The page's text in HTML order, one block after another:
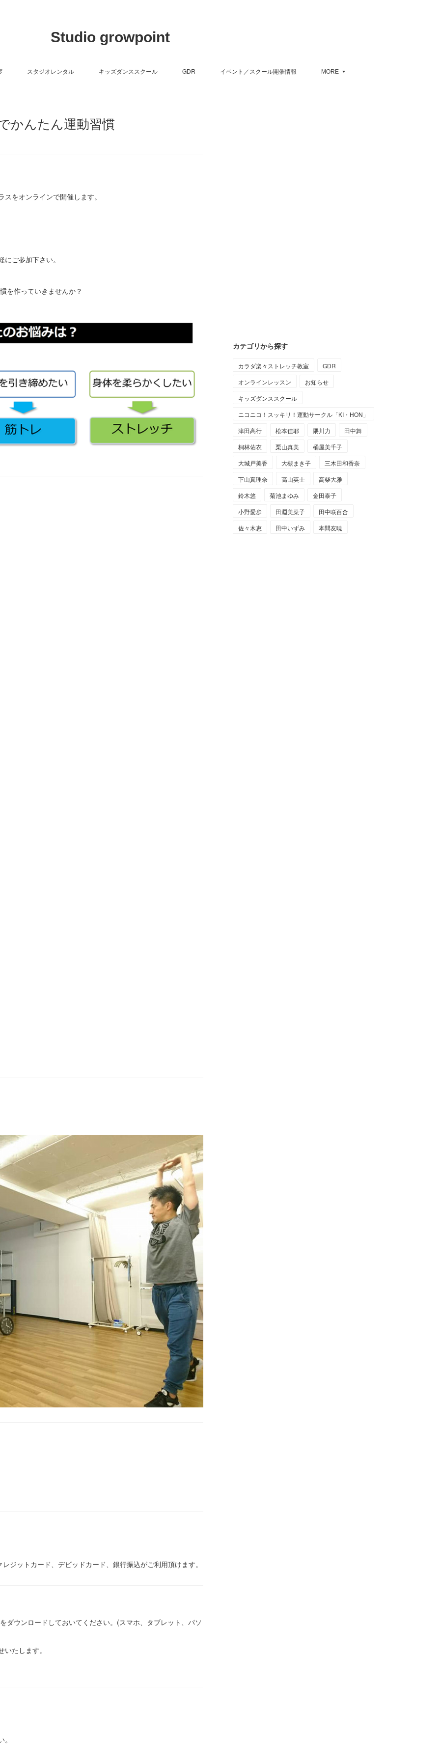
Studio growpoint
スタジオレンタル キッズダンススクール GDR イベント／スクール開催情報 MORE
かんたん運動習慣
をオンラインで開催します。
ご参加下さい。
を作っていきませんか？
ジットカード、デビッドカード、銀行振込がご利用頂けます。
ダウンロードしておいてください。(スマホ、タブレット、パソ
たします。
カテゴリから探す
カラダ楽々ストレッチ教室
GDR
オンラインレッスン
お知らせ
キッズダンススクール
ニコニコ！スッキリ！運動サークル「KI・HON」
津田高行
松本佳耶 隈川力
田中舞
桐林佑衣
栗山真美
桶屋美千子
大城戸美香
大槻まき子
三木田和香奈
下山真理奈
高山英士
高柴大雅
鈴木悠
菊池まゆみ
金田泰子
小野愛歩
田淵美菜子
田中咲百合
佐々木恵
田中いずみ 本間友暁